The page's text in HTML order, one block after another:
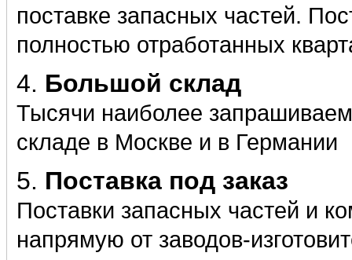
поставке запасных частей.
полностью отработанных
4. Большой склад
Тысячи наиболее
складе в Москве и в Германии
5. Поставка под заказ
Поставки запасных частей и
напрямую от заводов-